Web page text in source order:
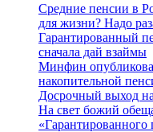
Средние пенсии в
для жизни? Надо
Гарантированный
сначала дай взаймы
Минфин
накопительной
Досрочный выход
На свет божий
«Гарантированного